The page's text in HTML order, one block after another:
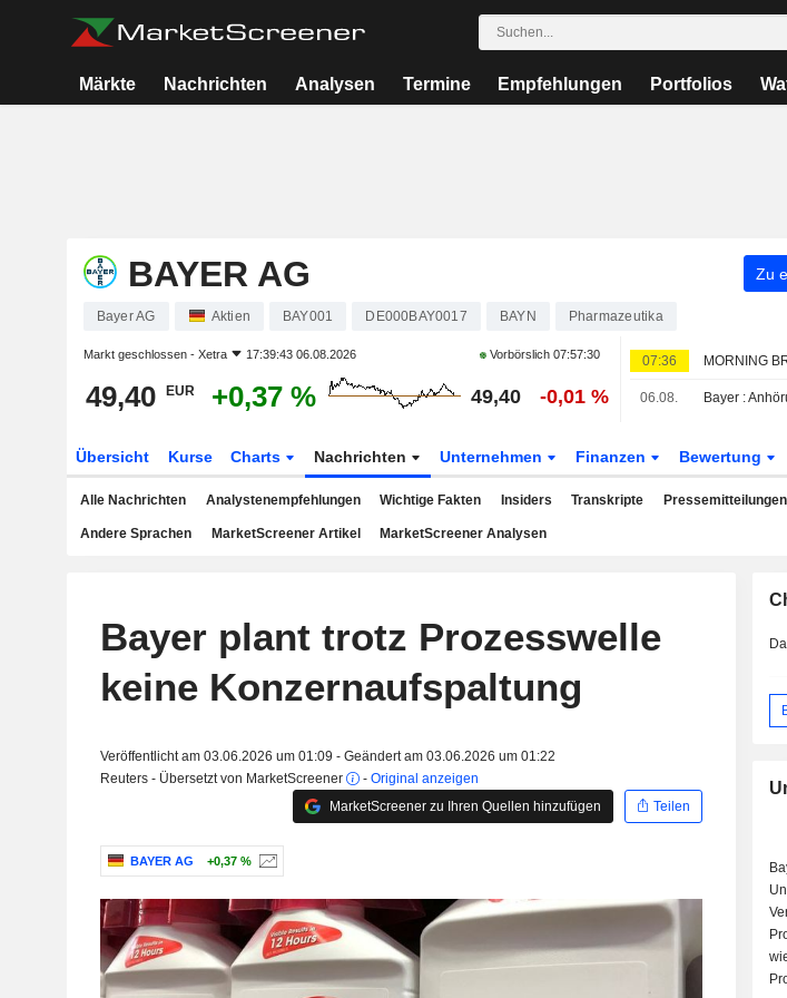
Märkte Nachrichten Analysen Termine Empfehlungen Portfolios
BAYER AG Zu
Bayer AG Aktien BAY001 DE000BAY0017 BAYN Pharmazeutika
Markt geschlossen - Xetra 17:39:43 06.08.2026 Vorbörslich 07:57:30
49,40 EUR +0,37 % 49,40 -0,01 %
07:36
06.08.
Übersicht Kurse Charts Nachrichten Unternehmen Finanzen Bewertung
Alle Nachrichten Analystenempfehlungen Wichtige Fakten Insiders Transkripte Pressemitteilungen
Andere Sprachen MarketScreener Artikel MarketScreener Analysen
Bayer plant trotz Prozesswelle
keine Konzernaufspaltung
Veröffentlicht am 03.06.2026 um 01:09 - Geändert am 03.06.2026 um 01:22
Reuters - Übersetzt von MarketScreener
- Original anzeigen
MarketScreener zu Ihren Quellen hinzufügen
Teilen
BAYER AG +0,37 %